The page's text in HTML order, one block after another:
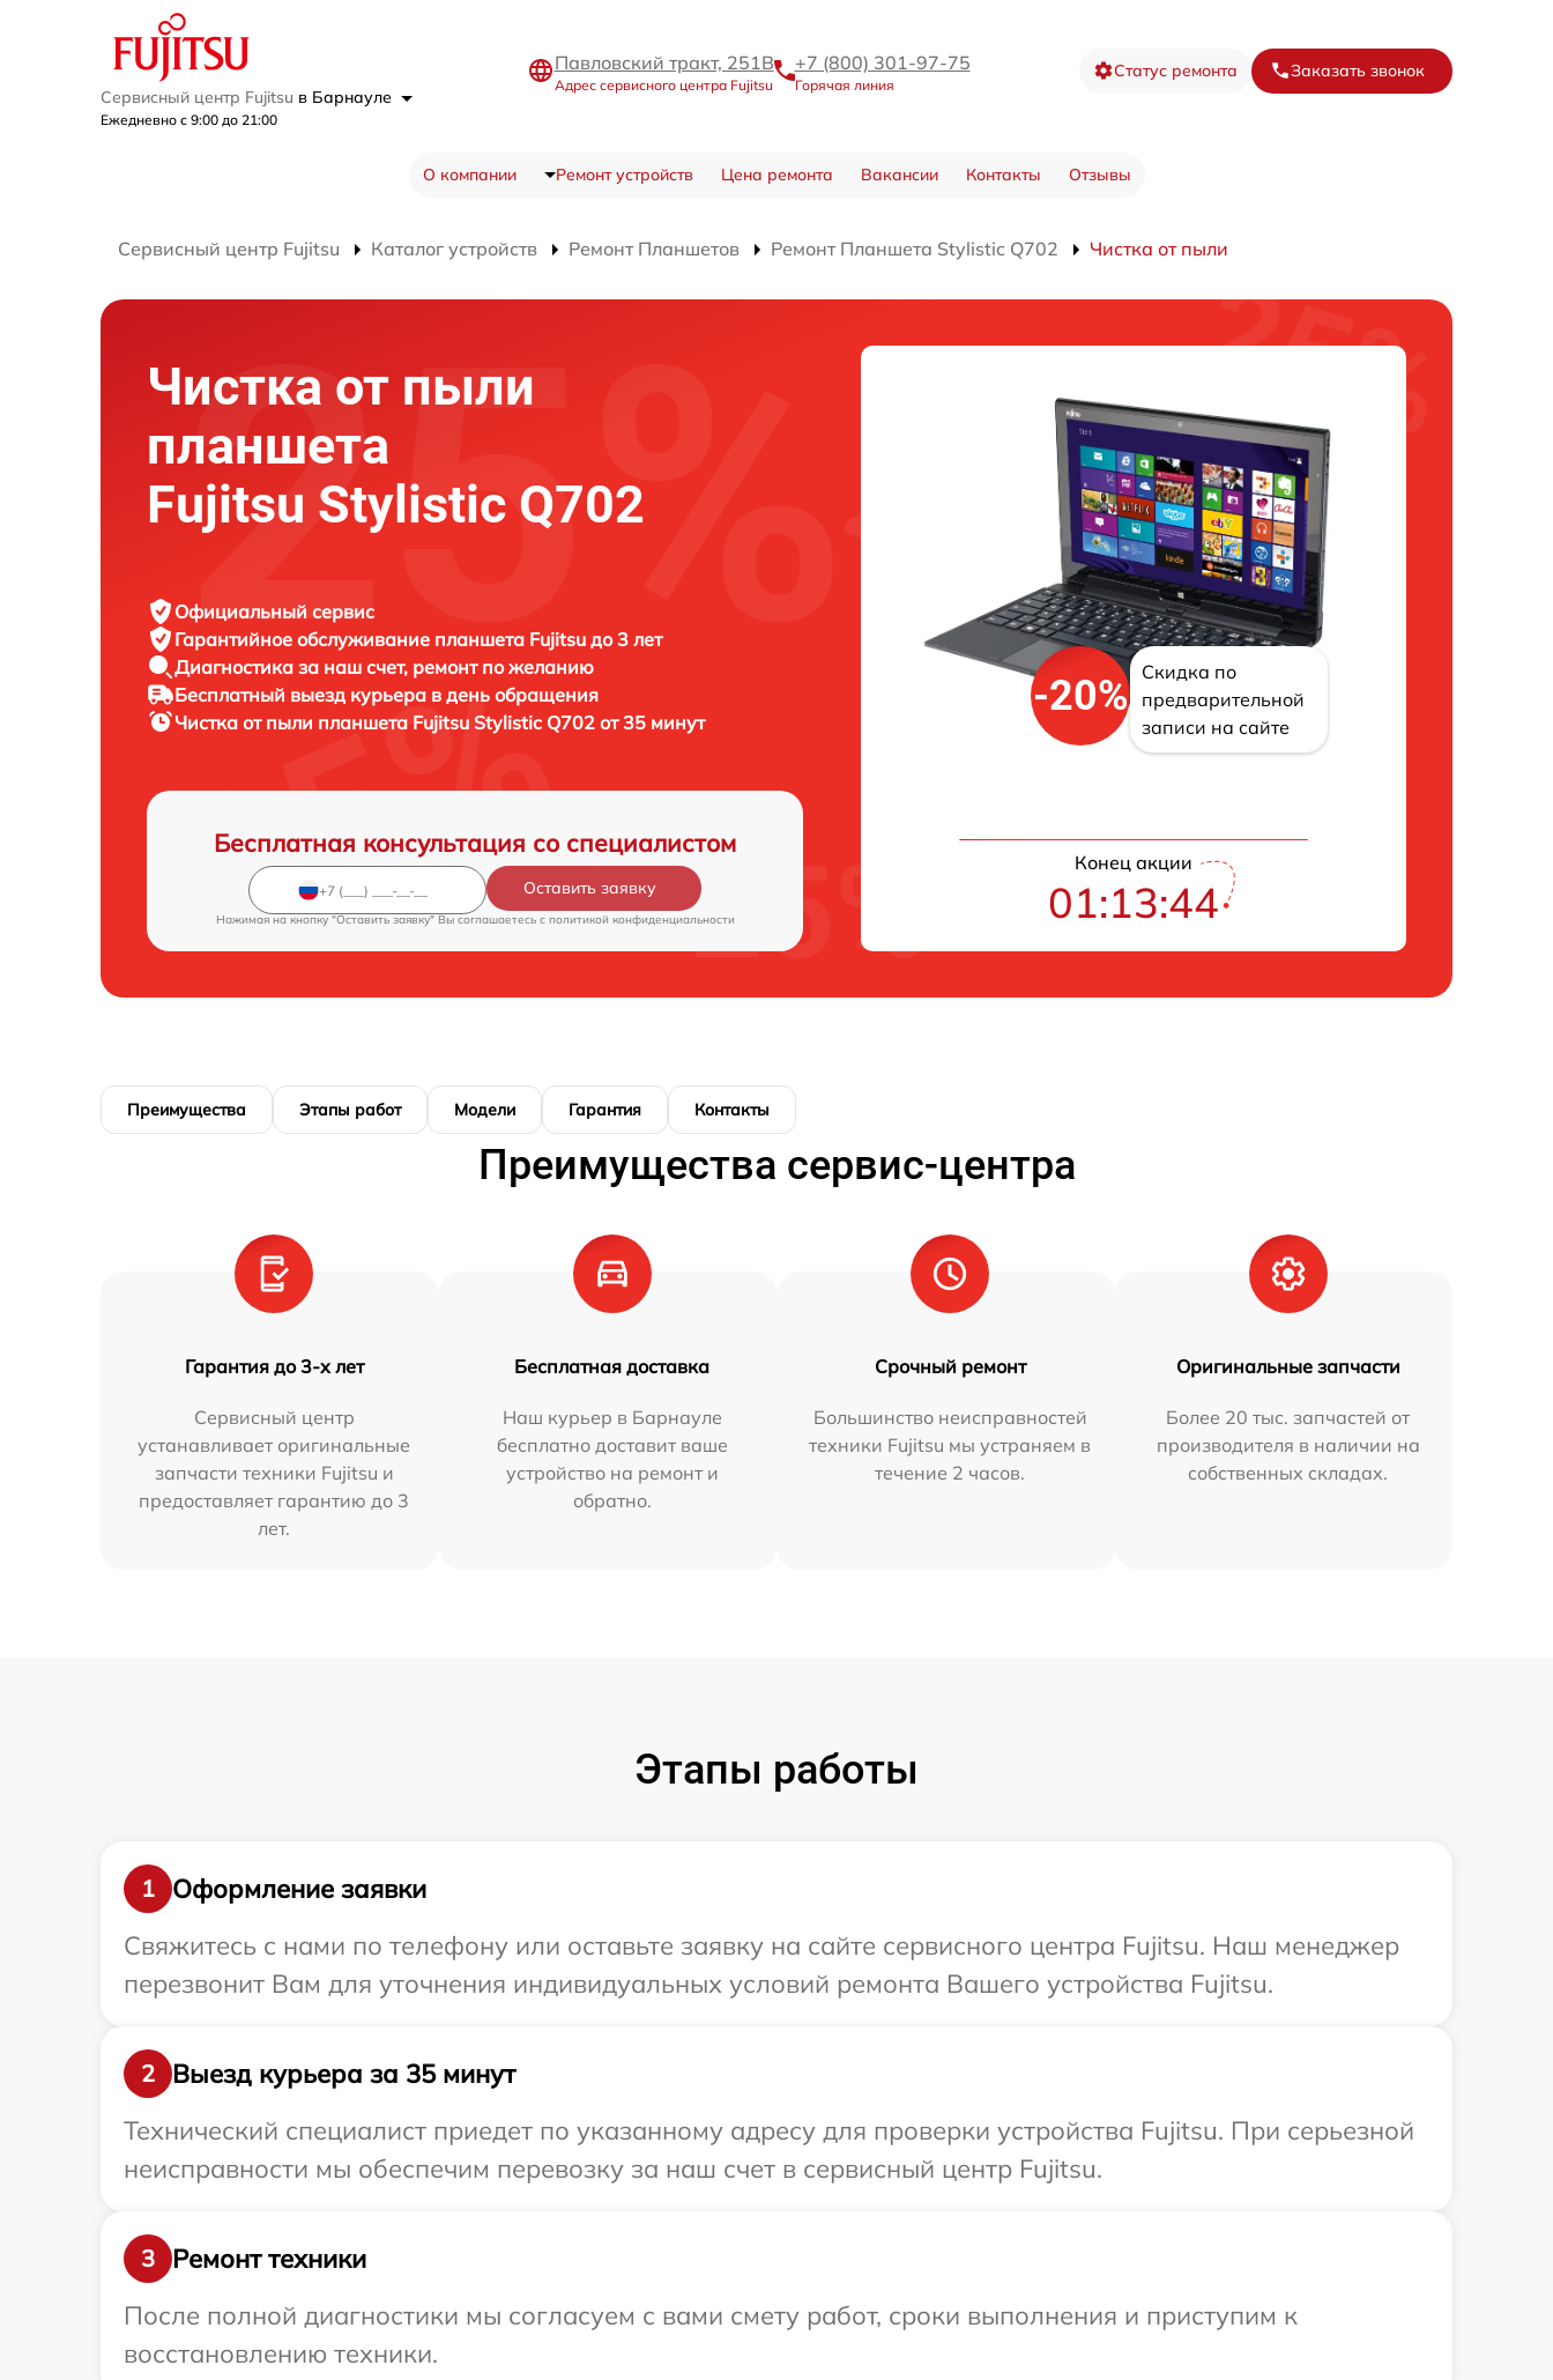
Сервисный центр Fujitsu в Барнауле
Ежедневно с 9:00 до 21:00
Павловский тракт, 251В
Адрес сервисного центра Fujitsu
+7 (800) 301-97-75
Горячая линия
Статус ремонта Заказать звонок
О компании Ремонт устройств Цена ремонта Вакансии Контакты Отзывы
Сервисный центр Fujitsu Каталог устройств Ремонт Планшетов Ремонт Планшета Stylistic Q702 Чистка от пыли
Чистка от пыли
планшета
Fujitsu Stylistic Q702
Официальный сервис
Гарантийное обслуживание планшета Fujitsu до 3 лет
Диагностика за наш счет, ремонт по желанию
Бесплатный выезд курьера в день обращения
Чистка от пыли планшета Fujitsu Stylistic Q702 от 35 минут
Бесплатная консультация со специалистом
Оставить заявку
Нажимая на кнопку "Оставить заявку" Вы соглашаетесь c политикой конфиденциальности
-20%
Скидка по
предварительной
записи на сайте
Конец акции
01:13:43
Преимущества Этапы работ Модели Гарантия Контакты
Преимущества сервис-центра
Гарантия до 3-х лет
Сервисный центр
устанавливает оригинальные
запчасти техники Fujitsu и
предоставляет гарантию до 3
лет.
Бесплатная доставка
Наш курьер в Барнауле
бесплатно доставит ваше
устройство на ремонт и
обратно.
Срочный ремонт
Большинство неисправностей
техники Fujitsu мы устраняем в
течение 2 часов.
Оригинальные запчасти
Более 20 тыс. запчастей от
производителя в наличии на
собственных складах.
Этапы работы
1
Оформление заявки
Свяжитесь с нами по телефону или оставьте заявку на сайте сервисного центра Fujitsu. Наш менеджер
перезвонит Вам для уточнения индивидуальных условий ремонта Вашего устройства Fujitsu.
2
Выезд курьера за 35 минут
Технический специалист приедет по указанному адресу для проверки устройства Fujitsu. При серьезной
неисправности мы обеспечим перевозку за наш счет в сервисный центр Fujitsu.
3
Ремонт техники
После полной диагностики мы согласуем с вами смету работ, сроки выполнения и приступим к
восстановлению техники.